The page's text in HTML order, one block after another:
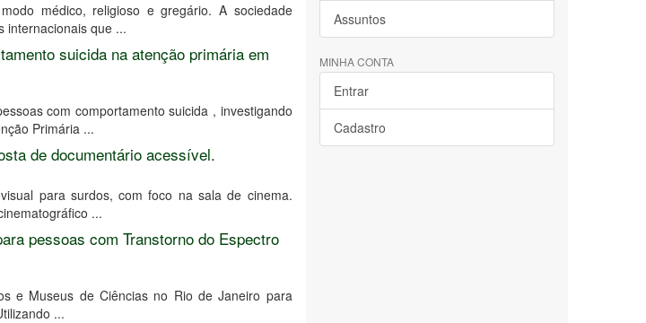
médico, religioso e gregário. A sociedade
internacionais que ...
suicida na atenção primária em
com comportamento suicida , investigando
Primária ...
de documentário acessível.
para surdos, com foco na sala de cinema.
...
pessoas com Transtorno do Espectro
e Museus de Ciências no Rio de Janeiro para
...
Assuntos
MINHA CONTA
Entrar
Cadastro